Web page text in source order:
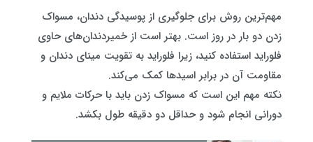
مهم‌ترین روش برای جلوگیری از پوسیدگی دندان، مسواک
زدن دو بار در روز است. بهتر است از خمیردندان‌های حاوی
فلوراید استفاده کنید، زیرا فلوراید به تقویت مینای دندان و
مقاومت آن در برابر اسیدها کمک می‌کند.
نکته مهم این است که مسواک زدن باید با حرکات ملایم و
دورانی انجام شود و حداقل دو دقیقه طول بکشد.